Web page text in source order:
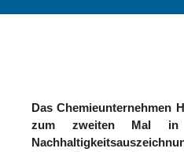
Das Chemieunternehmen
zum zweiten Mal